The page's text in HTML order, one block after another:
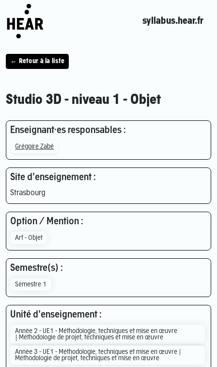
syllabus.hear.fr
← Retour à la liste
Studio 3D - niveau 1 - Objet
Enseignant·es responsables :
Grégoire Zabé
Site d’enseignement :
Strasbourg
Option / Mention :
Art - Objet
Semestre(s) :
Semestre 1
Unité d’enseignement :
Année 2 - UE1 - Méthodologie, techniques et mise en œuvre
| Méthodologie de projet, techniques et mise en œuvre
Année 3 - UE1 - Méthodologie, techniques et mise en œuvre |
Méthodologie de projet, techniques et mise en œuvre